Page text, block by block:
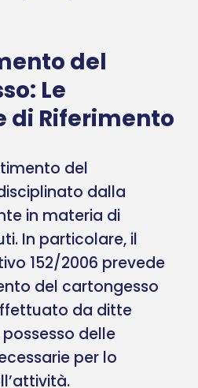
del
Le
di Riferimento
del
dalla
in materia di
In particolare, il
152/2006 prevede
del cartongesso
da ditte
delle
per lo